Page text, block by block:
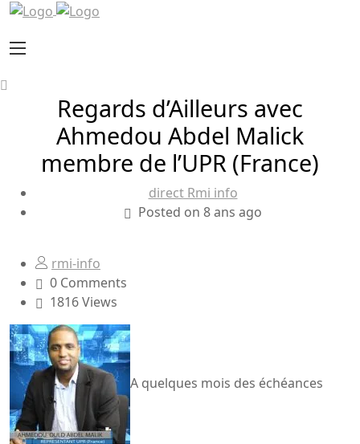
Regards d’Ailleurs avec
Ahmedou Abdel Malick
membre de l’UPR (France)
direct Rmi info
Posted on 8 ans ago
rmi-info
0 Comments
1816 Views
A quelques mois des échéances